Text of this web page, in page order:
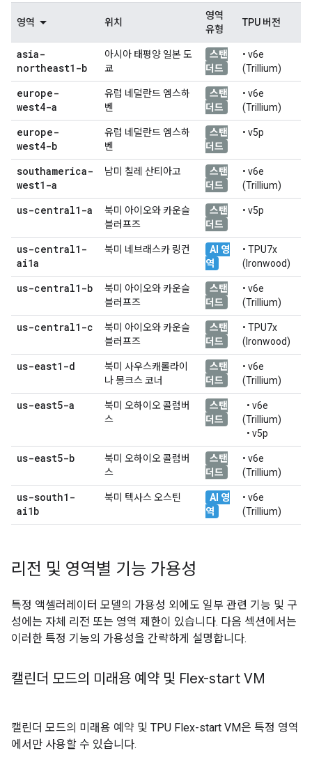
영역 위치
영역
유형
TPU 버전
asia-
northeast1-b
아시아 태평양 일본 도
쿄
스탠
더드
• v6e
(Trillium)
europe-
west4-a
유럽 네덜란드 엠스하
벤
스탠
더드
• v6e
(Trillium)
europe-
west4-b
유럽 네덜란드 엠스하
벤
스탠
더드
• v5p
southamerica-
west1-a
남미 칠레 산티아고
스탠
더드
• v6e
(Trillium)
us-central1-a
북미 아이오와 카운슬
블러프즈
스탠
더드
• v5p
us-central1-
ai1a
북미 네브래스카 링컨
AI 영
역
• TPU7x
(Ironwood)
us-central1-b
북미 아이오와 카운슬
블러프즈
스탠
더드
• v6e
(Trillium)
us-central1-c
북미 아이오와 카운슬
블러프즈
스탠
더드
• TPU7x
(Ironwood)
us-east1-d
북미 사우스캐롤라이
나 몽크스 코너
스탠
더드
• v6e
(Trillium)
us-east5-a
북미 오하이오 콜럼버
스
스탠
더드
• v6e
(Trillium)
• v5p
us-east5-b
북미 오하이오 콜럼버
스
스탠
더드
• v6e
(Trillium)
us-south1-
ai1b
북미 텍사스 오스틴
AI 영
역
• v6e
(Trillium)
리전 및 영역별 기능 가용성
특정 액셀러레이터 모델의 가용성 외에도 일부 관련 기능 및 구
성에는 자체 리전 또는 영역 제한이 있습니다. 다음 섹션에서는
이러한 특정 기능의 가용성을 간략하게 설명합니다.
캘린더 모드의 미래용 예약 및 Flex-start VM
캘린더 모드의 미래용 예약 및 TPU Flex-start VM은 특정 영역
에서만 사용할 수 있습니다.